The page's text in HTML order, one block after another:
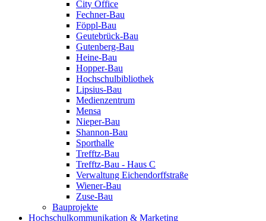
City Office
Fechner-Bau
Föppl-Bau
Geutebrück-Bau
Gutenberg-Bau
Heine-Bau
Hopper-Bau
Hochschulbibliothek
Lipsius-Bau
Medienzentrum
Mensa
Nieper-Bau
Shannon-Bau
Sporthalle
Trefftz-Bau
Trefftz-Bau - Haus C
Verwaltung Eichendorffstraße
Wiener-Bau
Zuse-Bau
Bauprojekte
Hochschulkommunikation & Marketing